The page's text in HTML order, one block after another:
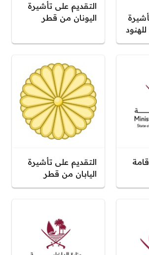
التقديم على تأشيرة
اليونان من قطر
التقديم على تأشيرة
اليابان من قطر